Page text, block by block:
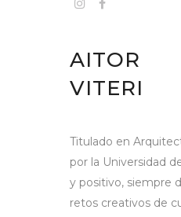
AITOR
VITERI
Titulado en
por la Universidad
y positivo, siempre
retos creativos de